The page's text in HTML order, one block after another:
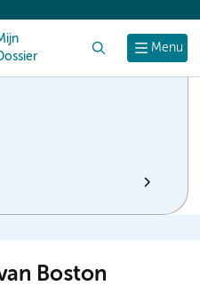
Menu
Boston